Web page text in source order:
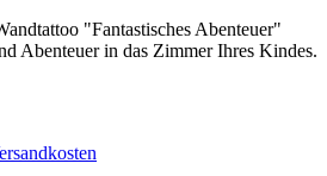
"Fantastisches Abenteuer"
Abenteuer in das Zimmer Ihres Kindes.